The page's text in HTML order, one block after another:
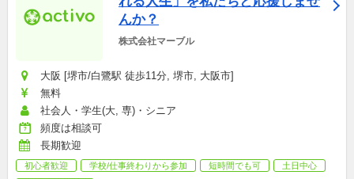
んか？
株式会社マーブル
大阪 [堺市/白鷺駅 徒歩11分, 堺市, 大阪市]
無料
社会人・学生(大, 専)・シニア
頻度は相談可
長期歓迎
初心者歓迎 学校/仕事終わりから参加 短時間でも可
土日中心